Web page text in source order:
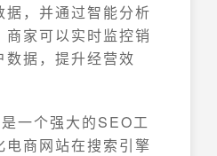
据，并通过智能分析
家可以实时监控销
数据，提升经营效
一个强大的SEO工
商网站在搜索引擎